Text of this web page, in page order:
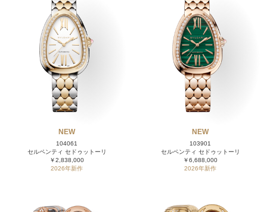
NEW
104061
セルペンティ セドゥットーリ
￥2,838,000
2026年新作
NEW
103901
セルペンティ セドゥットーリ
￥6,688,000
2026年新作